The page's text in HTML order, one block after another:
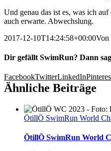
Und genau das ist es, was ich
auch erwarte. Abwechslung.
2017-12-10T14:24:58+00:00Von
Dir gefällt SwimRun? Dann
FacebookTwitterLinkedIn
Ähnliche Beiträge
ÖtillÖ SwimRun World
ÖtillÖ SwimRun World